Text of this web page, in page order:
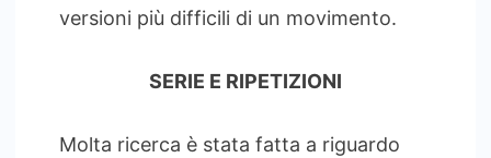
versioni più difficili di un movimento.
SERIE E RIPETIZIONI
Molta ricerca è stata fatta a riguardo